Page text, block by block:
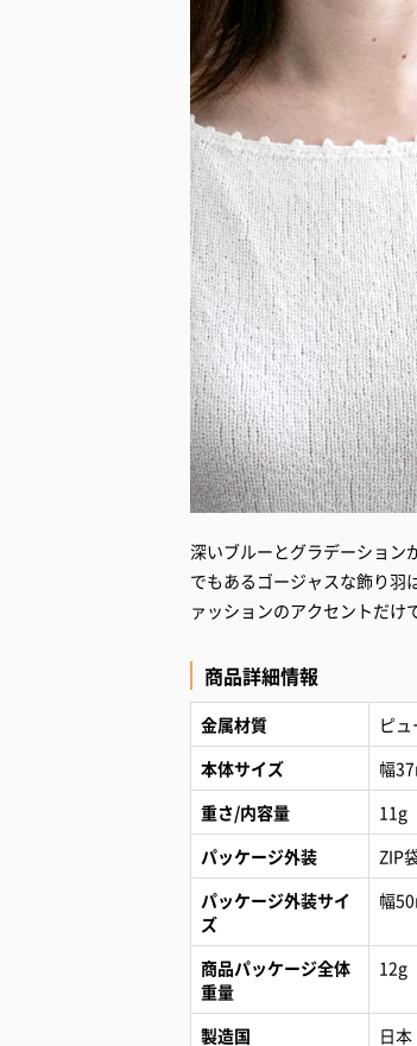
深いブルーとグラデーション
でもあるゴージャスな飾り羽
ァッションのアクセントだけ
商品詳細情報
金属材質
ピ
本体サイズ
幅
重さ/内容量
11g
パッケージ外装
ZIP
パッケージ外装サイ
ズ
幅
商品パッケージ全体
重量
12g
製造国 日本